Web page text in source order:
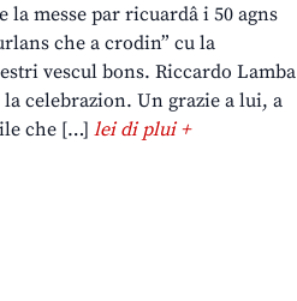
la messe par ricuardâ i 50 agns
che a crodin” cu la
vescul bons. Riccardo Lamba
celebrazion. Un grazie a lui, a
che […] lei di plui +